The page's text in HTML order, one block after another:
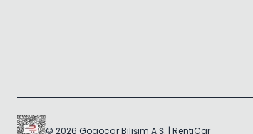
© 2026 Gogocar Bilişim A.Ş. | RentiCar